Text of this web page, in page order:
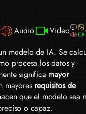
Audio Video
modelo de IA. Se
procesa los datos y
significa mayor
mayores requisitos de
que el modelo sea
o capaz.